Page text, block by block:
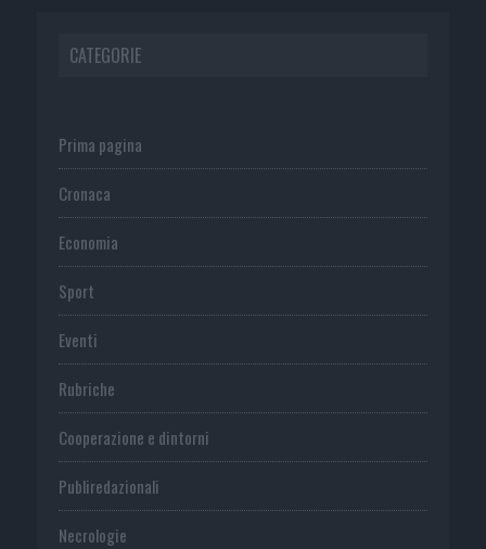
CATEGORIE
Prima pagina
Cronaca
Economia
Sport
Eventi
Rubriche
Cooperazione e dintorni
Publiredazionali
Necrologie